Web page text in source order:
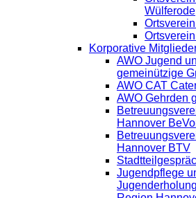
Wülferode
Korporative
AWO Jugend
gemeinützige
AWO CAT
AWO Gehrden
Hannover
Hannover BTV
Jugendpflege